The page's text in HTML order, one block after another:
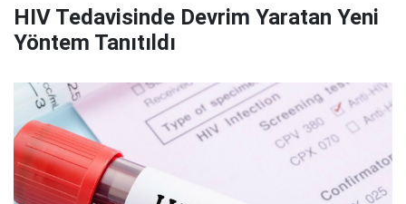
HIV Tedavisinde Devrim Yaratan Yeni
Yöntem Tanıtıldı